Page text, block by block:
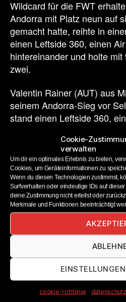
Cookie-
verwalten
Um dir ein optimales Erlebnis zu bieten,
Cookies, um Geräteinformationen zu
Wenn du diesen Technologien zustimmst,
Surfverhalten oder eindeutige IDs auf
deine Zustimmung nicht erteilst oder
Merkmale und Funktionen beeinträchtigt
cookie-richtlinie
Wildcard für die FWT
Andorra mit Platz neun auf
gemacht hatte, reihte in
einen Leftside 360, einen
hintereinander und holte
zwei.
Valentin Rainer (AUT) aus
seinem Andorra-Sieg vor
stand einen Leftside 360,
den 24-jährigen Tiroler!
Damit übernimmt Rainer
Gesamtwertung knapp vor
Titelverteidiger Maxime
stürzte – großartige
Heim-Event in Fieberbrunn
akzeptieren und